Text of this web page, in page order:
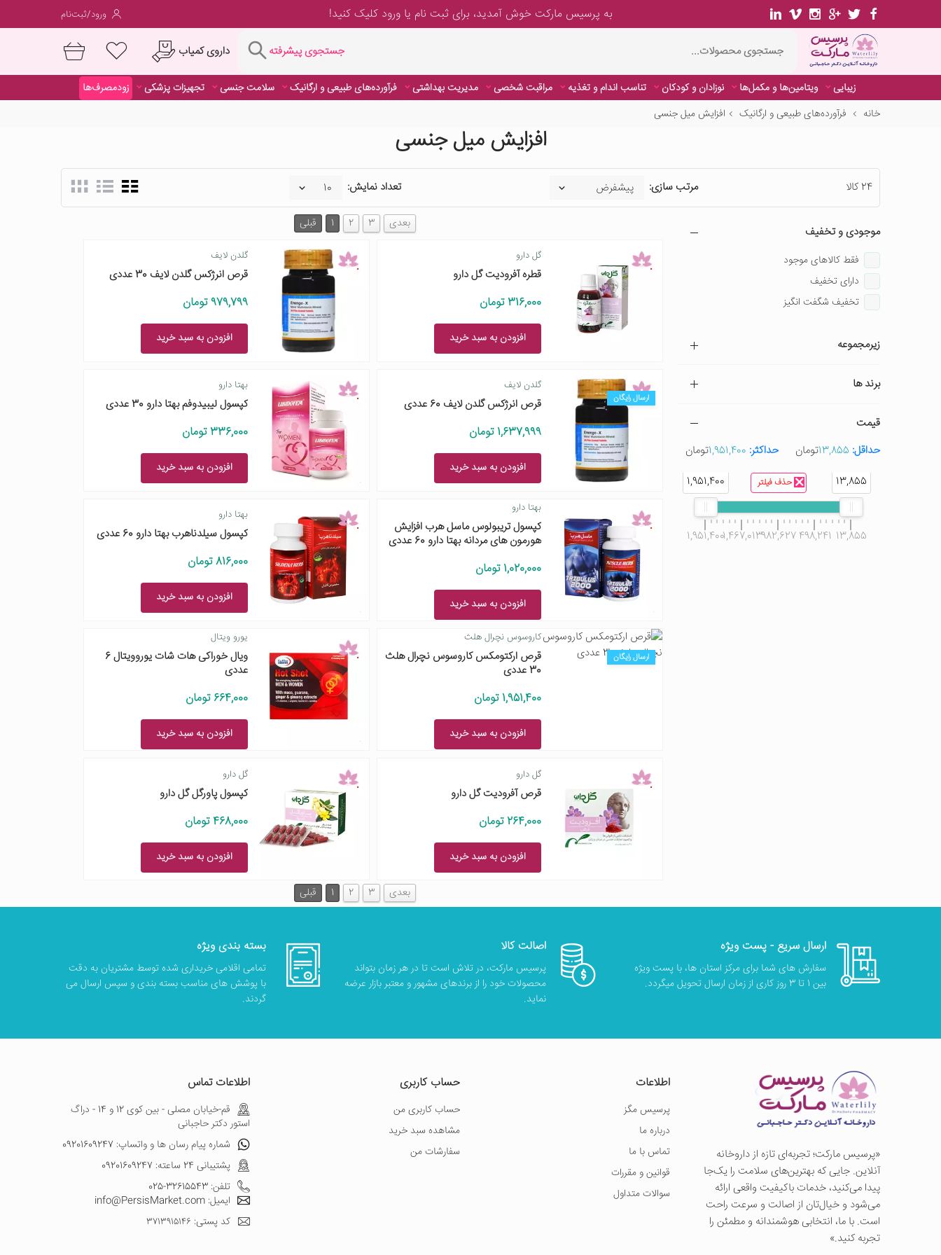
داروی کمیاب
به پرسیس مارکت خوش آمدید، برایثبت نام یا ورودکلیک کنید! ورود/ثبت‌نام
جستجوی پیشرفته داروی کمیاب
زیبایی ویتامین‌ها و مکمل‌ها نوزادان و کودکان تناسب اندام و تغذیه مراقبت شخصی مدیریت بهداشتی فرآورده‌های طبیعی و ارگانیک سلامت جنسی تجهیزات پزشکی
زودمصرف‌ها
خانه
فرآورده‌های طبیعی و ارگانیک افزایش میل جنسی
افزایش میل جنسی
24 کالا مرتب سازی: تعداد نمایش:
موجودی و تخفیف
فقط کالاهای موجود
دارای تخفیف
تخفیف شگفت انگیز
زیرمجموعه
برند ها
قیمت
حداقل: 13,855تومان حداکثر: 1,951,400تومان
حذف فیلتر 13,855
1,951,400
13,855
498,241
982,627
1,467,013
1,951,400
قبلی 1 2 3 بعدی
گل دارو
قطره آفرودیت گل دارو
316,000 تومان
افزودن به سبد خرید
گلدن لایف
قرص انرژکس گلدن لایف 30 عددی
979,799 تومان
افزودن به سبد خرید
ارسال رایگان
گلدن لایف
قرص انرژکس گلدن لایف 60 عددی
1,637,999 تومان
افزودن به سبد خرید
بهتا دارو
کپسول لیبیدوفم بهتا دارو 30 عددی
336,000 تومان
افزودن به سبد خرید
بهتا دارو
کپسول تریبولوس ماسل هرب افزایش
هورمون های مردانه بهتا دارو 60 عددی
1,020,000 تومان
افزودن به سبد خرید
بهتا دارو
کپسول سیلدناهرب بهتا دارو 60 عددی
816,000 تومان
افزودن به سبد خرید
ارسال رایگان
کاروسوس نچرال هلث
قرص ارکتومکس کاروسوس نچرال هلث
30 عددی
1,951,400 تومان
افزودن به سبد خرید
یورو ویتال
ویال خوراکی هات شات یوروویتال 6
عددی
664,000 تومان
افزودن به سبد خرید
گل دارو
قرص آفرودیت گل دارو
264,000 تومان
افزودن به سبد خرید
گل دارو
کپسول پاورگل گل دارو
468,000 تومان
افزودن به سبد خرید
قبلی 1 2 3 بعدی
ارسال سریع - پست ویژه
سفارش های شما برای مرکز استان ها، با پست ویژه
بین 1 تا 3 روز کاری از زمان ارسال تحویل میگردد.
اصالت کالا
پرسیس مارکت، در تلاش است تا در هر زمان بتواند
محصولات خود را از برندهای مشهور و معتبر بازار عرضه
نماید.
بسته بندی ویژه
تمامی اقلامی خریداری شده توسط مشتریان به دقت
با پوشش های مناسب بسته بندی و سپس ارسال می
گردند.
«پرسيس ماركت؛ تجربه‌ای تازه از داروخانه
آنلاین. جایی که بهترین‌های سلامت را یک‌جا
پیدا می‌کنید، خدمات باکیفیت واقعی ارائه
می‌شود و خیال‌تان از اصالت و سرعت راحت
است. با ما، انتخابی هوشمندانه و مطمئن را
تجربه کنید.»
اطلاعات
پرسیس مگز
درباره ما
تماس با ما
قوانین و مقررات
سوالات متداول
حساب کاربری
حساب کاربری من
مشاهده سبد خرید
سفارشات من
اطلاعات تماس
قم-خیابان مصلی - بین کوی 12 و 14 - دراگ
استور دکتر حاجبانی
شماره پیام رسان ها و واتساپ: 09201609247
پشتیبانی 24 ساعته: 09201609247
تلفن: 32615543-025
ایمیل: info@PersisMarket.com
کد پستی: ۳۷۱۳۹۱۵۱۴۶